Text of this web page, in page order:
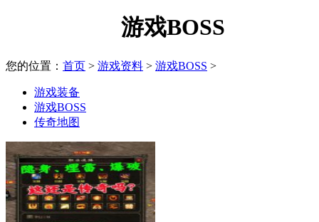
游戏BOSS
您的位置： 首页 > 游戏资料 > 游戏BOSS >
游戏装备
游戏BOSS
传奇地图